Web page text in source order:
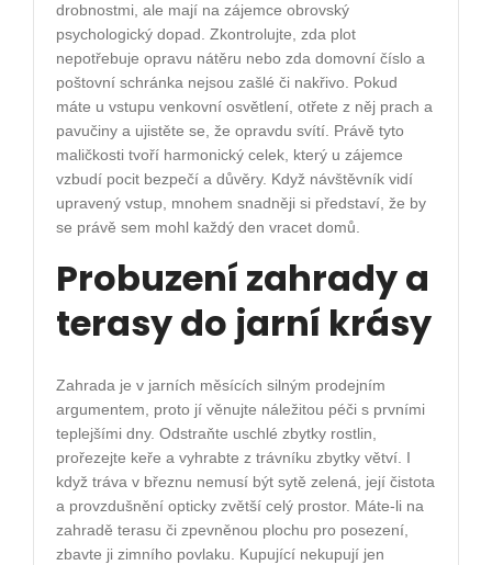
drobnostmi, ale mají na zájemce obrovský
psychologický dopad. Zkontrolujte, zda plot
nepotřebuje opravu nátěru nebo zda domovní číslo a
poštovní schránka nejsou zašlé či nakřivo. Pokud
máte u vstupu venkovní osvětlení, otřete z něj prach a
pavučiny a ujistěte se, že opravdu svítí. Právě tyto
maličkosti tvoří harmonický celek, který u zájemce
vzbudí pocit bezpečí a důvěry. Když návštěvník vidí
upravený vstup, mnohem snadněji si představí, že by
se právě sem mohl každý den vracet domů.
Probuzení zahrady a
terasy do jarní krásy
Zahrada je v jarních měsících silným prodejním
argumentem, proto jí věnujte náležitou péči s prvními
teplejšími dny. Odstraňte uschlé zbytky rostlin,
prořezejte keře a vyhrabte z trávníku zbytky větví. I
když tráva v březnu nemusí být sytě zelená, její čistota
a provzdušnění opticky zvětší celý prostor. Máte-li na
zahradě terasu či zpevněnou plochu pro posezení,
zbavte ji zimního povlaku. Kupující nekupují jen